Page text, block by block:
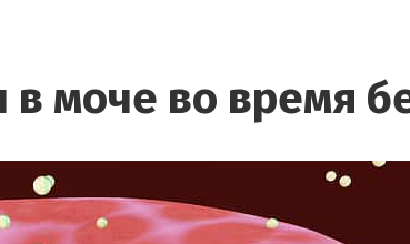
моче во время
телефон:*